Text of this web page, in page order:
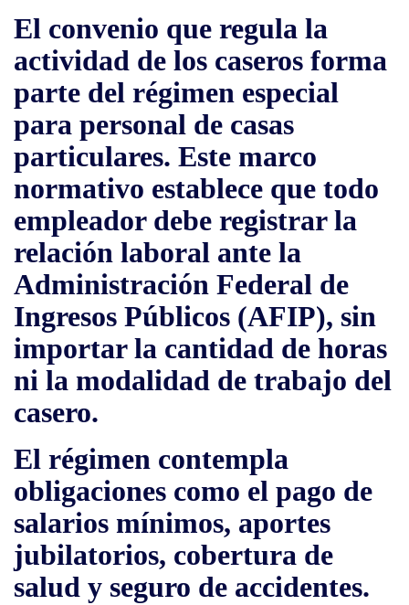
El convenio que regula la
actividad de los caseros forma
parte del régimen especial
para personal de casas
particulares. Este marco
normativo establece que todo
empleador debe registrar la
relación laboral ante la
Administración Federal de
Ingresos Públicos (AFIP), sin
importar la cantidad de horas
ni la modalidad de trabajo del
casero.
El régimen contempla
obligaciones como el pago de
salarios mínimos, aportes
jubilatorios, cobertura de
salud y seguro de accidentes.